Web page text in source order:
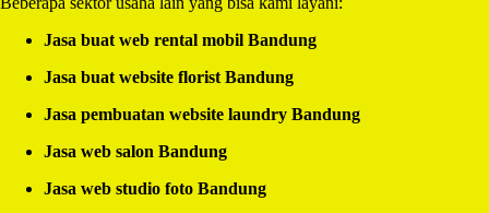
Jasa buat web rental mobil Bandung
Jasa buat website florist Bandung
Jasa pembuatan website laundry Bandung
Jasa web salon Bandung
Jasa web studio foto Bandung